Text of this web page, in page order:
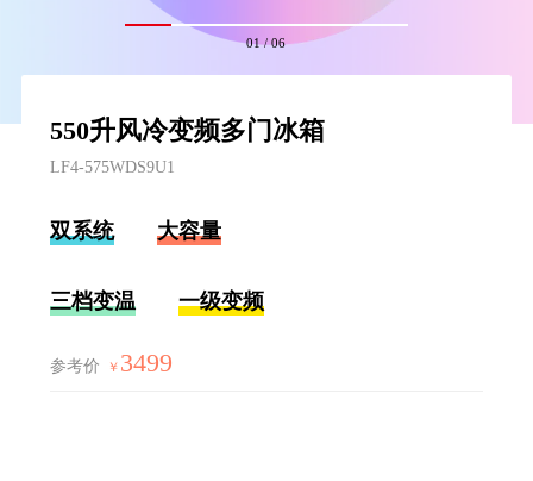
01/06
550升风冷变频多门冰箱
LF4-575WDS9U1
双系统 大容量
三档变温 一级变频
参考价 ￥ 3499